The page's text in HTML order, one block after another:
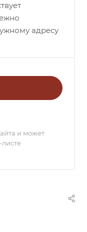
адресу
и может
листе